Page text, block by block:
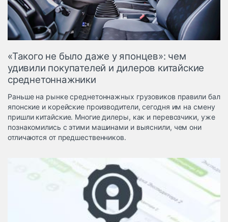
Негабаритные и
опасные грузы
Безопасность и
страхование
Таможня и ВЭД
Склады и
терминалы
Коммерческий
транспорт
Спецтехника
запчасти, шины
Топливо, масла и
автохимия
Дзен
«Такого не было даже у японцев»: чем
удивили покупателей и дилеров китайские
среднетоннажники
Раньше на рынке среднетоннажных грузовиков правили бал
японские и корейские производители, сегодня им на смену
пришли китайские. Многие дилеры, как и перевозчики, уже
познакомились с этими машинами и выяснили, чем они
отличаются от предшественников.